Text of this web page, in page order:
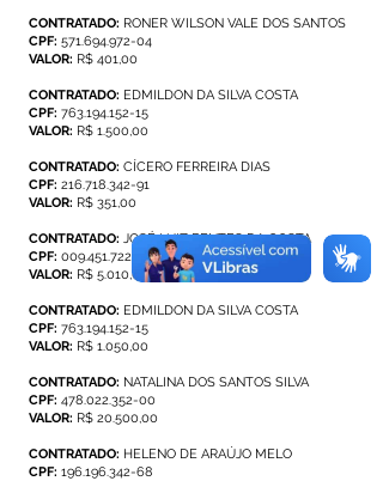
CONTRATADO: RONER WILSON VALE DOS SANTOS
CPF: 571.694.972-04
VALOR: R$ 401,00
CONTRATADO: EDMILDON DA SILVA COSTA
CPF: 763.194.152-15
VALOR: R$ 1.500,00
CONTRATADO: CÍCERO FERREIRA DIAS
CPF: 216.718.342-91
VALOR: R$ 351,00
CONTRATADO: JOSÉ LUIZ BENTES DA COSTA
CPF: 009.451.722-30
VALOR: R$ 5.010,00
CONTRATADO: EDMILDON DA SILVA COSTA
CPF: 763.194.152-15
VALOR: R$ 1.050,00
CONTRATADO: NATALINA DOS SANTOS SILVA
CPF: 478.022.352-00
VALOR: R$ 20.500,00
CONTRATADO: HELENO DE ARAÚJO MELO
CPF: 196.196.342-68